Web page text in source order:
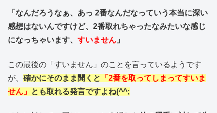
「なんだろうなぁ、あっ 2番なんだなっていう本当に深い
感想はないんですけど、2番取れちゃったなみたいな感じ
になっちゃいます、 すいません 」
この最後の「すいません」のことを言っているようです
が、 確かにそのまま聞くと
「2番を取ってしまってすいま
せん」 とも取れる発言ですよね(^^;